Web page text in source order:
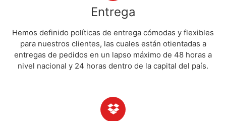
Entrega
Hemos definido políticas de entrega cómodas y flexibles
para nuestros clientes, las cuales están otientadas a
entregas de pedidos en un lapso máximo de 48 horas a
nivel nacional y 24 horas dentro de la capital del país.